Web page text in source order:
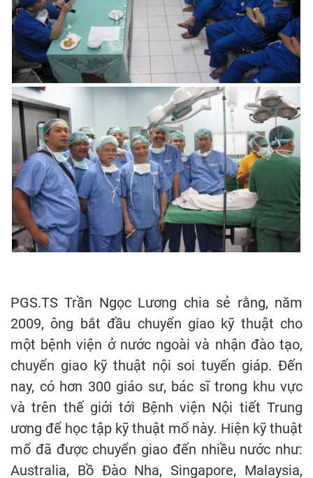
PGS.TS Trần Ngọc Lương chia sẻ rằng, năm
2009, ông bắt đầu chuyển giao kỹ thuật cho
một bệnh viện ở nước ngoài và nhận đào tạo,
chuyển giao kỹ thuật nội soi tuyến giáp. Đến
nay, có hơn 300 giáo sư, bác sĩ trong khu vực
và trên thế giới tới Bệnh viện Nội tiết Trung
ương để học tập kỹ thuật mổ này. Hiện kỹ thuật
mổ đã được chuyển giao đến nhiều nước như:
Australia, Bồ Đào Nha, Singapore, Malaysia,